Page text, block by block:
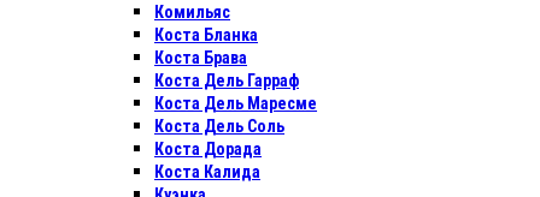
Комильяс
Коста Бланка
Коста Брава
Коста Дель Гарраф
Коста Дель Маресме
Коста Дель Соль
Коста Дорада
Коста Калида